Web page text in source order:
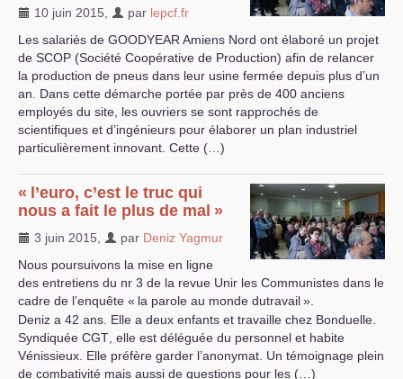
10 juin 2015 par lepcf.fr
Les salariés de GOODYEAR Amiens Nord ont élaboré un projet
de SCOP (Société Coopérative de Production) afin de relancer
la production de pneus dans leur usine fermée depuis plus d’un
an. Dans cette démarche portée par près de 400 anciens
employés du site, les ouvriers se sont rapprochés de
scientifiques et d’ingénieurs pour élaborer un plan industriel
particulièrement innovant. Cette (…)
« l’euro, c’est le truc qui
nous a fait le plus de mal »
3 juin 2015 par Deniz Yagmur
Nous poursuivons la mise en ligne
des entretiens du nr 3 de la revue Unir les Communistes dans le
cadre de l’enquête « la parole au monde dutravail».
Deniz a 42 ans. Elle a deux enfants et travaille chez Bonduelle.
Syndiquée CGT , elle est déléguée du personnel et habite
Vénissieux. Elle préfère garder l’anonymat. Un témoignage plein
de combativité mais aussi de questions pour les (…)